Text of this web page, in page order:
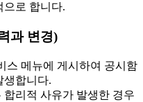
으로 합니다.
과 변경)
스 메뉴에 게시하여 공시함
생합니다.
리적 사유가 발생한 경우